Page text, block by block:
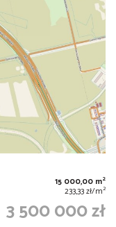
15 000,00 m2
233,33 zł/m2
3 500 000 zł